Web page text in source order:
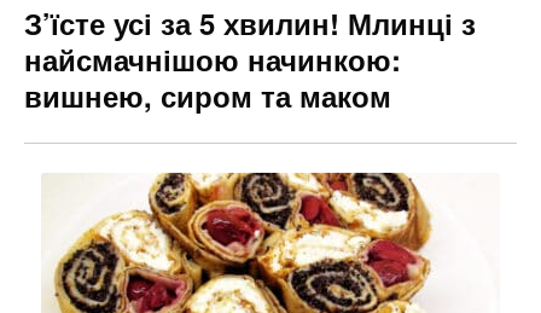
З’їсте усі за 5 хвилин! Млинці з
найсмачнішою начинкою:
вишнею, сиром та маком